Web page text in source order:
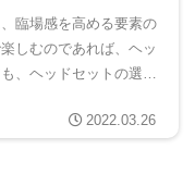
臨場感を高める要素の
しむのであれば、ヘッ
、ヘッドセットの選び
2022.03.26